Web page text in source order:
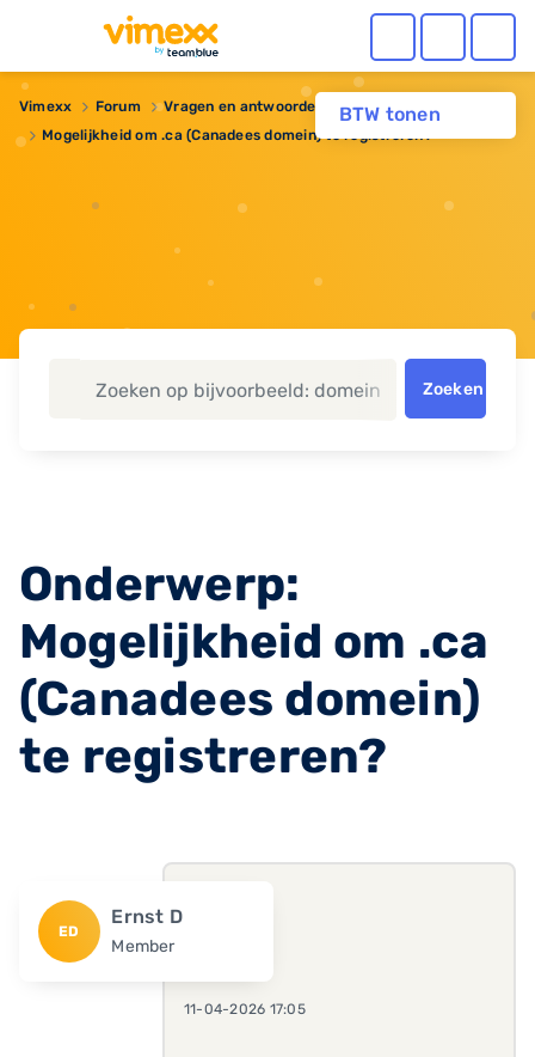
BTW tonen
Vimexx Forum Vragen en antwoorden
Domeinnaam
Mogelijkheid om .ca (Canadees domein) te registreren?
Zoeken
Onderwerp:
Mogelijkheid om .ca
(Canadees domein)
te registreren?
ED
Ernst D
Member
11-04-2026 17:05